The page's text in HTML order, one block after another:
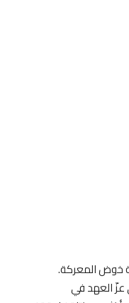
خوض المعركة.
عزّ العهد في